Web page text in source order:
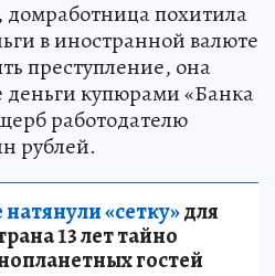
похитила
в иностранной валюте
преступление, она
купюрами «Банка
работодателю
рублей.
«сетку»для
13 лет тайно
гостей